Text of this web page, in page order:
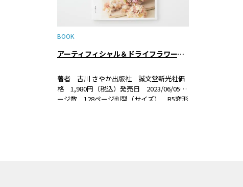
BOOK
アーティフィシャル＆ドライフラワーで作るハンドメイドの花飾り
著者 古川 さやか出版社 誠文堂新光社価
格 1,980円（税込）発売日 2023/06/05ペ
ージ数 128ページ判型（サイズ） B5変形